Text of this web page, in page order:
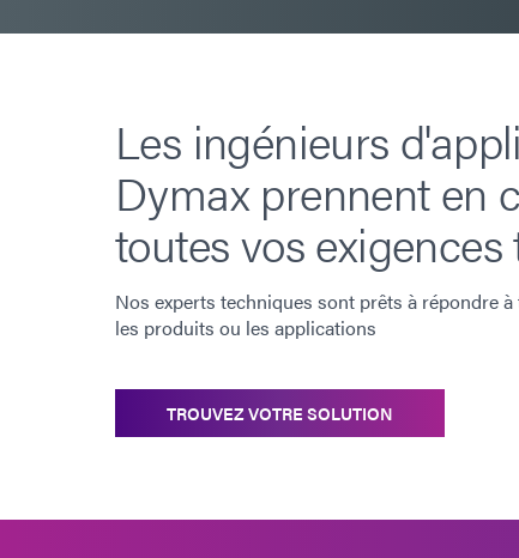
Les ingénieurs
Dymax prennent en
toutes vos
Nos experts techniques sont prêts à répondre
les produits ou les applications
TROUVEZ VOTRE SOLUTION